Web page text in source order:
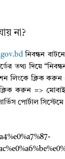
না?
নিবন্ধন
তথ্য দিয়ে
লিংকে ক্লিক
করুন =>
পোর্টাল